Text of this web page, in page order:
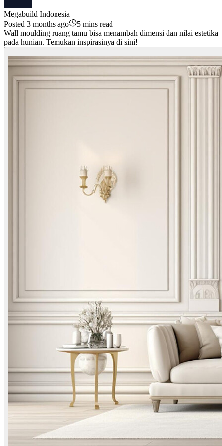
Megabuild Indonesia
Posted 3 months ago
5 mins read
Wall moulding ruang tamu bisa menambah dimensi dan nilai estetika
pada hunian. Temukan inspirasinya di sini!